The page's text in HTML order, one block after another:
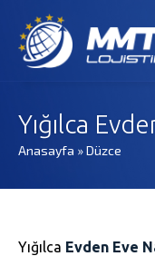
Yığılca
Anasayfa »Düzce
Yığılca Evden Eve